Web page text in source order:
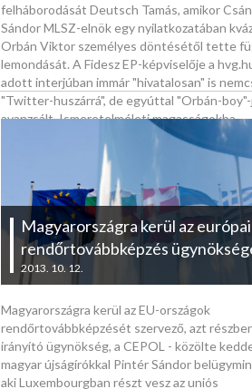
felháborodását Deutsch Tamás, amikor
Sándor MLSZ-elnök egy nyilatkozatában
Orbán Viktor személyes döntésétől tette
lemondását. A Fidesz EP-képviselője a
adott interjúban immár "hivatalosan" is
"Twitter-huszárrá", de egyúttal "Orbán-boy"-
avanzsált. Ismeretelméleti magasságokba
kalandozó beszélgetésünk során azért esett
Magyarországra kerül az európai
rendőrtovábbképzés
2013. 10. 12.
Magyarországra kerül az EU-országok
rendőrtovábbképzését szervező, azt
irányító ügynökség, a CEPOL - közölte
magyar újságírókkal Pintér Sándor
aki Luxembourgban részt vesz az uniós